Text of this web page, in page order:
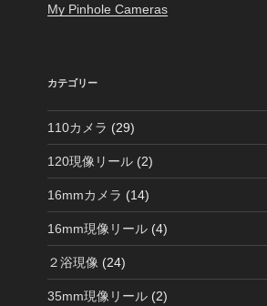
My Pinhole Cameras
カテゴリー
110カメラ (29)
120現像リール (2)
16mmカメラ (14)
16mm現像リール (4)
２浴現像 (24)
35mm現像リール (2)